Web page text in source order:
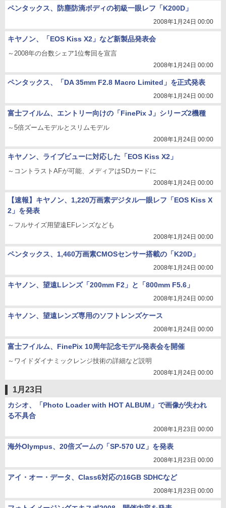
ペンタックス、防塵防滴ボディの初級一眼レフ「K200D」
2008年1月24日 00:00
キヤノン、「EOS Kiss X2」など新製品発表会
～2008年の台数シェア1位奪回を宣言
2008年1月24日 00:00
ペンタックス、「DA 35mm F2.8 Macro Limited」を正式発表
2008年1月24日 00:00
富士フイルム、エントリー向けの「FinePix J」シリーズ2機種
～5倍ズームモデルとスリムモデル
2008年1月24日 00:00
キヤノン、ライブビューに対応した「EOS Kiss X2」
～コントラストAFが可能、メディアはSDカードに
2008年1月24日 00:00
【速報】キヤノン、1,220万画素デジタル一眼レフ「EOS Kiss X
2」を発表
～フルサイズ用望遠EFレンズなども
2008年1月24日 00:00
ペンタックス、1,460万画素CMOSセンサー搭載の「K20D」
2008年1月24日 00:00
キヤノン、望遠Lレンズ「200mm F2」と「800mm F5.6」
2008年1月24日 00:00
キヤノン、望遠レンズ専用のソフトレンズケース
2008年1月24日 00:00
富士フイルム、FinePix 10周年記念モデル発表会を開催
～ワイドダイナミックレンジ技術の詳細など説明
2008年1月24日 00:00
1月23日
カシオ、「Photo Loader with HOT ALBUM」で画像が失われ
る不具合
2008年1月23日 00:00
海外Olympus、20倍ズームの「SP-570 UZ」を発表
2008年1月23日 00:00
アイ・オー・データ、Class6対応の16GB SDHCなど
2008年1月23日 00:00